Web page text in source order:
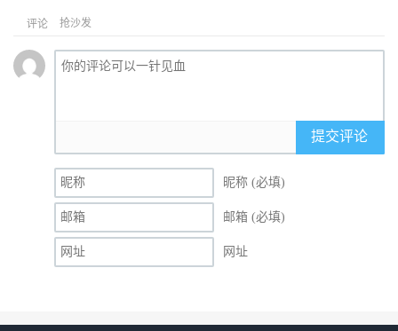
评论 抢沙发
提交评论
昵称 (必填)
邮箱 (必填)
网址